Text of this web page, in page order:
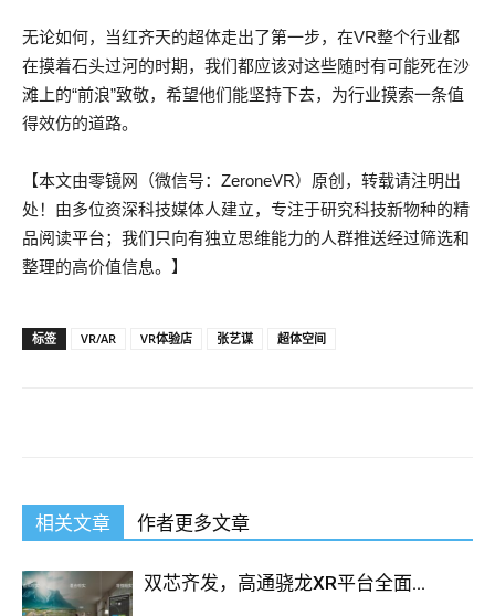
无论如何，当红齐天的超体走出了第一步，在VR整个行业都
在摸着石头过河的时期，我们都应该对这些随时有可能死在沙
滩上的“前浪”致敬，希望他们能坚持下去，为行业摸索一条值
得效仿的道路。
【本文由零镜网（微信号：ZeroneVR）原创，转载请注明出
处！由多位资深科技媒体人建立，专注于研究科技新物种的精
品阅读平台；我们只向有独立思维能力的人群推送经过筛选和
整理的高价值信息。】
标签 VR/AR VR体验店 张艺谋 超体空间
相关文章 作者更多文章
双芯齐发，高通骁龙XR平台全面...